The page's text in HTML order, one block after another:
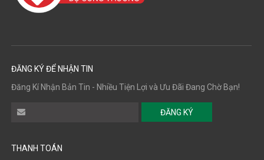
ĐĂNG KÝ ĐỂ NHẬN TIN
Đăng Kí Nhận Bản Tin - Nhiều Tiện Lợi và Ưu Đãi Đang Chờ Bạn!
ĐĂNG KÝ
THANH TOÁN